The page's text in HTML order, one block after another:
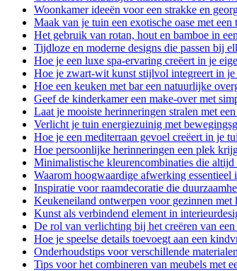
Woonkamer ideeën voor een strakke en
Maak van je tuin een exotische oase met een
Het gebruik van rotan, hout en bamboe in
Tijdloze en moderne designs die passen bij
Hoe je een luxe spa-ervaring creëert in je
Hoe je zwart-wit kunst stijlvol integreert in
Hoe een keuken met bar een natuurlijke
Geef de kinderkamer een make-over met
Laat je mooiste herinneringen stralen met
Verlicht je tuin energiezuinig met
Hoe je een mediterraan gevoel creëert in je
Hoe persoonlijke herinneringen een plek
Minimalistische kleurencombinaties die altijd
Waarom hoogwaardige afwerking essentieel
Inspiratie voor raamdecoratie die
Keukeneiland ontwerpen voor gezinnen met
Kunst als verbindend element in
De rol van verlichting bij het creëren van
Hoe je speelse details toevoegt aan een
Onderhoudstips voor verschillende
Tips voor het combineren van meubels met